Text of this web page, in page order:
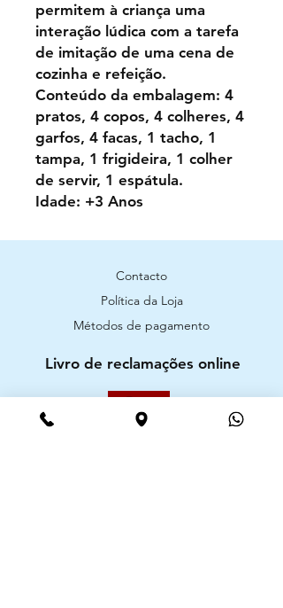
permitem à criança uma
interação lúdica com a tarefa
de imitação de uma cena de
cozinha e refeição.
Conteúdo da embalagem: 4
pratos, 4 copos, 4 colheres, 4
garfos, 4 facas, 1 tacho, 1
tampa, 1 frigideira, 1 colher
de servir, 1 espátula.
Idade: +3 Anos
Contacto
Política da Loja
Métodos de pagamento
Livro de reclamações online